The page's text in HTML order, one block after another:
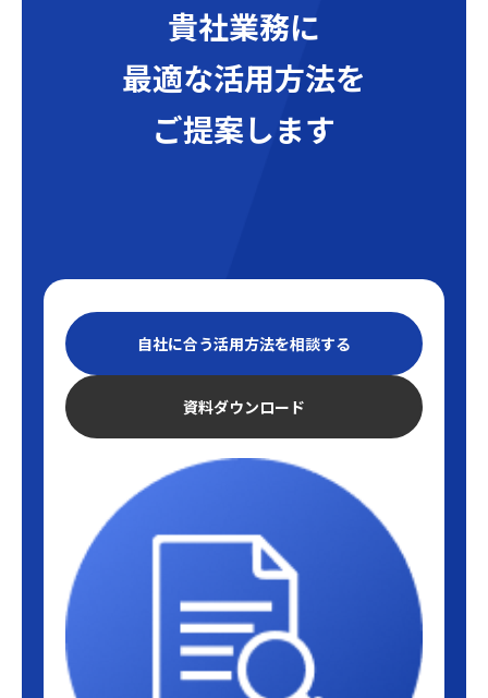
貴社業務に
最適な活用方法を
ご提案します
自社に合う活用方法を相談する
資料ダウンロード